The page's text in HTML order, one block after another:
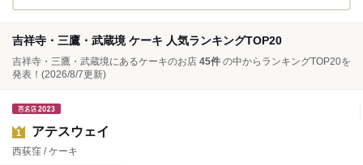
吉祥寺・三鷹・武蔵境 ケーキ 人気ランキングTOP20
吉祥寺・三鷹・武蔵境にあるケーキのお店 45件 の中からランキングTOP20を
発表！ (2026/8/7更新)
1 アテスウェイ
西荻窪 / ケーキ